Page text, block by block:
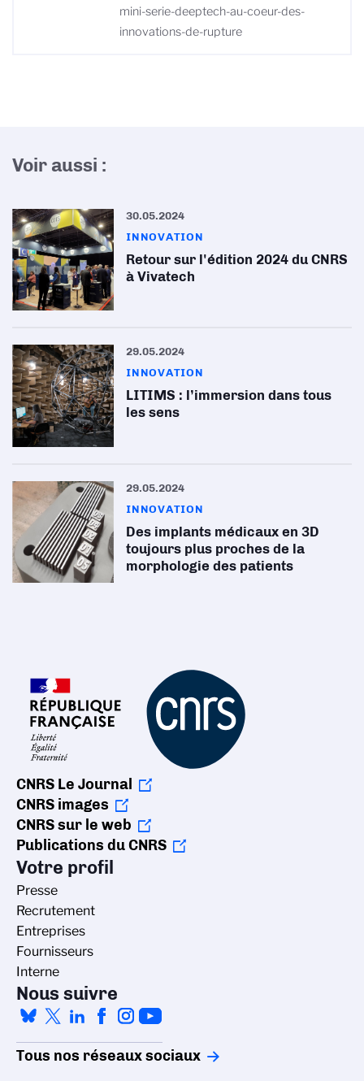
mini-serie-deeptech-au-coeur-des-
innovations-de-rupture
Voir aussi :
30.05.2024
INNOVATION
Retour sur l'édition 2024 du CNRS
à Vivatech
29.05.2024
INNOVATION
LITIMS : l’immersion dans tous
les sens
29.05.2024
INNOVATION
Des implants médicaux en 3D
toujours plus proches de la
morphologie des patients
CNRS Le Journal
CNRS images
CNRS sur le web
Publications du CNRS
Votre profil
Presse
Recrutement
Entreprises
Fournisseurs
Interne
Nous suivre
Tous nos réseaux sociaux